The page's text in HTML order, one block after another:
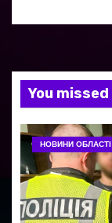
You missed
НОВИНИ ОБЛАСТІ